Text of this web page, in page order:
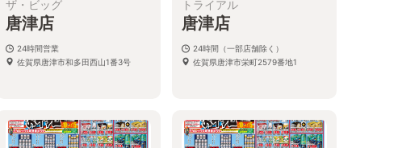
ザ・ビッグ
唐津店
24時間営業
佐賀県唐津市和多田西山1番3号
トライアル
唐津店
24時間（一部店舗除く）
佐賀県唐津市栄町2579番地1